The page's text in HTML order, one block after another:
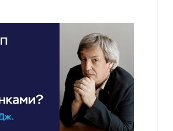
французский семинар